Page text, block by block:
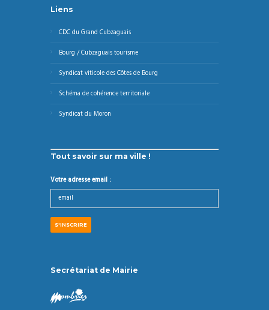
Liens
CDC du Grand Cubzaguais
Bourg / Cubzaguais tourisme
Syndicat viticole des Côtes de Bourg
Schéma de cohérence territoriale
Syndicat du Moron
Tout savoir sur ma ville !
Votre adresse email :
Secrétariat de Mairie